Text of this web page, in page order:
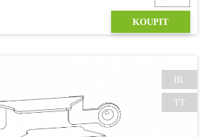
KOUPIT
III.
TT